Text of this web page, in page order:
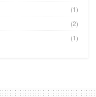
(1)
(2)
(1)